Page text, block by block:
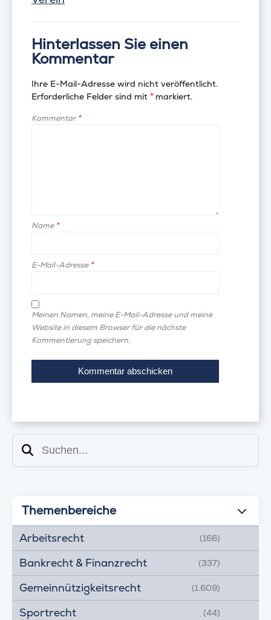
Hinterlassen Sie einen
Kommentar
Ihre E-Mail-Adresse wird nicht veröffentlicht.
Erforderliche Felder sind mit *markiert.
Kommentar*
Name *
E-Mail-Adresse *
Meinen Namen, meine E-Mail-Adresse und meine
Website in diesem Browser für die nächste
Kommentierung speichern.
Suchen
Themenbereiche
Arbeitsrecht (166)
Bankrecht & Finanzrecht (337)
Gemeinnützigkeitsrecht (1.609)
Sportrecht (44)